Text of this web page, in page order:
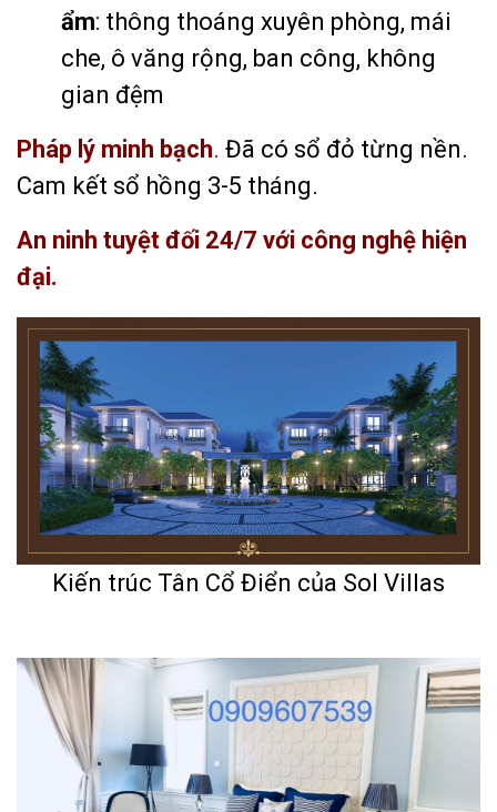
ẩm: thông thoáng xuyên phòng, mái
che, ô văng rộng, ban công, không
gian đệm
Pháp lý minh bạch. Đã có sổ đỏ từng nền.
Cam kết sổ hồng 3-5 tháng.
An ninh tuyệt đối 24/7 với công nghệ hiện
đại.
Kiến trúc Tân Cổ Điển của Sol Villas